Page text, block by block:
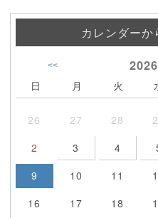
カレンダー
<<
日 月 火
26 27 28
2
3 4
9
10 11
16
17 18